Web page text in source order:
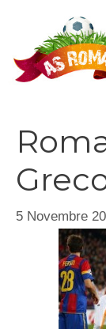
contenuto
5 Novembre